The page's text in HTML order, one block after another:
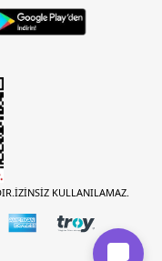
KULLANILAMAZ.